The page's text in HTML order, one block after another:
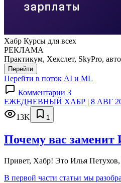
Хабр Курсы для всех
РЕКЛАМА
Практикум, Хекслет, SkyPro,
Перейти
Перейти в поток AI и ML
Комментарии 3
ЕЖЕДНЕВНЫЙ ХАБР | 8 АВГ
13K
1
Почему вас заменит
Привет, Хабр! Это Илья
В первой части статьи мы